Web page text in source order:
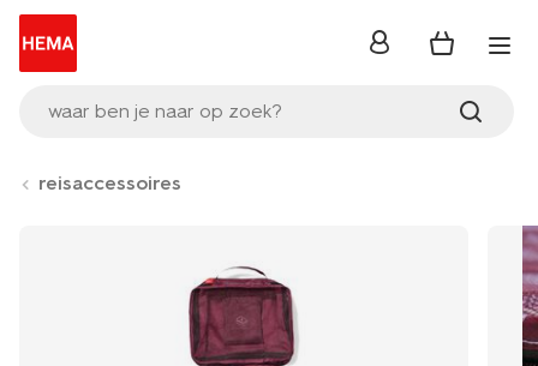
waar ben je naar op zoek?
inloggen
reisaccessoires